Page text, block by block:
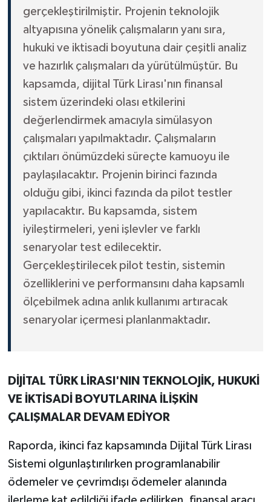
gerçekleştirilmiştir. Projenin teknolojik
altyapısına yönelik çalışmaların yanı sıra,
hukuki ve iktisadi boyutuna dair çeşitli analiz
ve hazırlık çalışmaları da yürütülmüştür. Bu
kapsamda, dijital Türk Lirası'nın finansal
sistem üzerindeki olası etkilerini
değerlendirmek amacıyla simülasyon
çalışmaları yapılmaktadır. Çalışmaların
çıktıları önümüzdeki süreçte kamuoyu ile
paylaşılacaktır. Projenin birinci fazında
olduğu gibi, ikinci fazında da pilot testler
yapılacaktır. Bu kapsamda, sistem
iyileştirmeleri, yeni işlevler ve farklı
senaryolar test edilecektir.
Gerçekleştirilecek pilot testin, sistemin
özelliklerini ve performansını daha kapsamlı
ölçebilmek adına anlık kullanımı artıracak
senaryolar içermesi planlanmaktadır.
DİJİTAL TÜRK LİRASI'NIN TEKNOLOJİK, HUKUKİ
VE İKTİSADİ BOYUTLARINA İLİŞKİN
ÇALIŞMALAR DEVAM EDİYOR
Raporda, ikinci faz kapsamında Dijital Türk Lirası
Sistemi olgunlaştırılırken programlanabilir
ödemeler ve çevrimdışı ödemeler alanında